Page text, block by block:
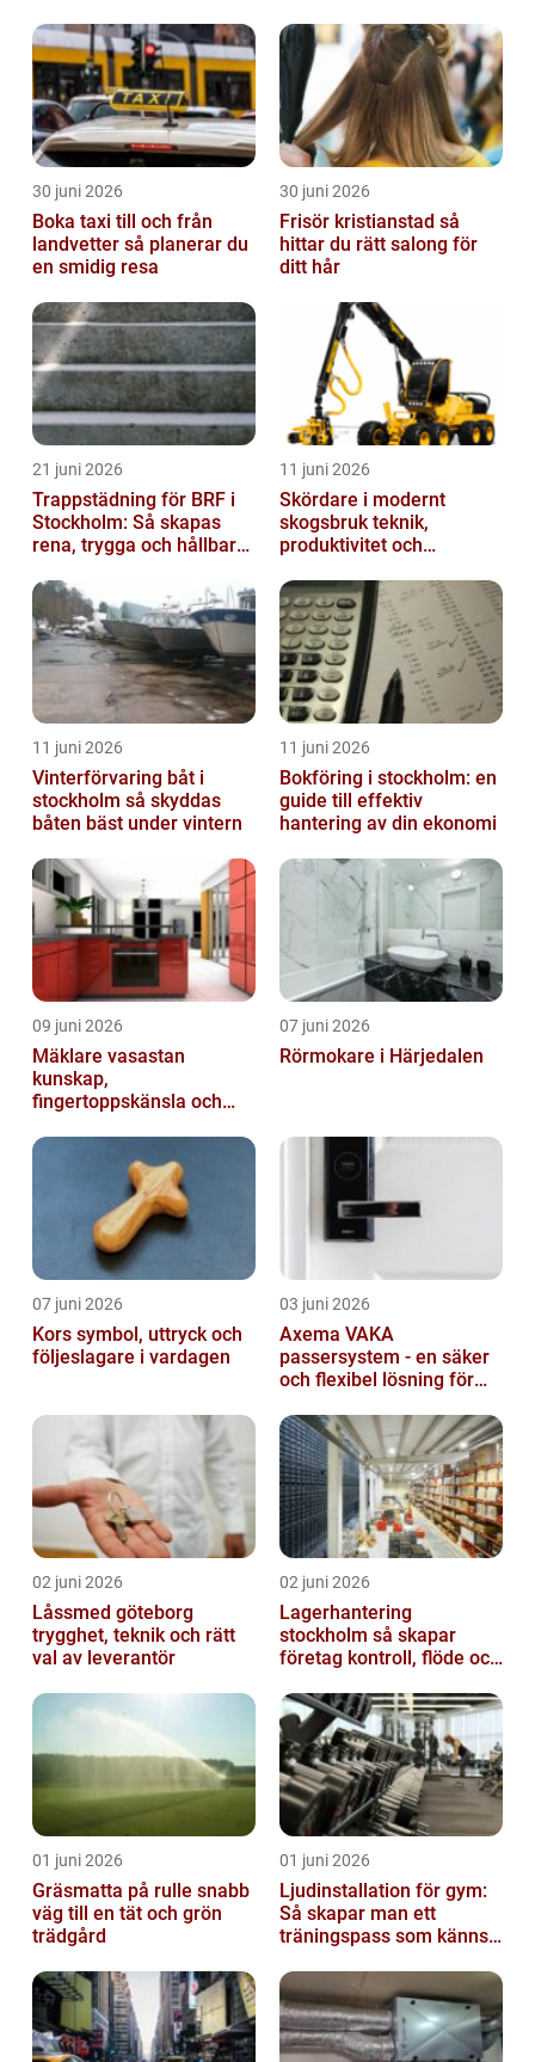
30 juni 2026
Boka taxi till och från
landvetter så planerar du
en smidig resa
30 juni 2026
Frisör kristianstad så
hittar du rätt salong för
ditt hår
21 juni 2026
Trappstädning för BRF i
Stockholm: Så skapas
rena, trygga och hållbara
11 juni 2026
Skördare i modernt
skogsbruk teknik,
produktivitet och
11 juni 2026
Vinterförvaring båt i
stockholm så skyddas
båten bäst under vintern
11 juni 2026
Bokföring i stockholm: en
guide till effektiv
hantering av din ekonomi
09 juni 2026
Mäklare vasastan
kunskap,
fingertoppskänsla och
07 juni 2026
Rörmokare i Härjedalen
07 juni 2026
Kors symbol, uttryck och
följeslagare i vardagen
03 juni 2026
Axema VAKA
passersystem - en säker
och flexibel lösning för
02 juni 2026
Låssmed göteborg
trygghet, teknik och rätt
val av leverantör
02 juni 2026
Lagerhantering
stockholm så skapar
företag kontroll, flöde och
01 juni 2026
Gräsmatta på rulle snabb
väg till en tät och grön
trädgård
01 juni 2026
Ljudinstallation för gym:
Så skapar man ett
träningspass som känns i